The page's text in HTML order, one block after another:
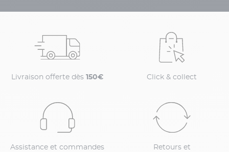
Livraison offerte dès 150€ Click & collect
Assistance et commandes
Retours et